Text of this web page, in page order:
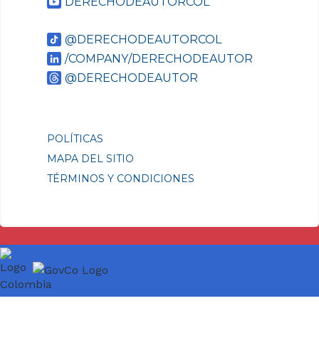
@DERECHODEAUTORCOL
/COMPANY/DERECHODEAUTOR
@DERECHODEAUTOR
POLÍTICAS
MAPA DEL SITIO
TÉRMINOS Y CONDICIONES